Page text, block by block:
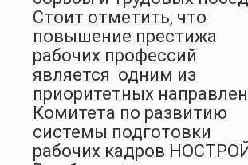
Стоит отметить, что
повышение престижа
рабочих профессий
является одним из
приоритетных
Комитета по развитию
системы подготовки
рабочих кадров